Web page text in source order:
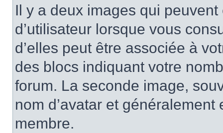
Il y a deux images qui
d’utilisateur lorsque vous
d’elles peut être associée à
des blocs indiquant votre
forum. La seconde image,
nom d’avatar et
membre.